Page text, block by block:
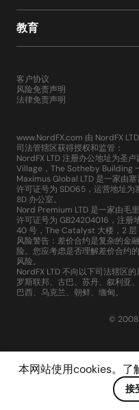
本网站使用cookies。了
接
教育
客户协议
风险免责声明
法律免责声明
www.NordFX.com 由 NordFX
司法管辖区获得授权和监管：
NordFX LTD 注册办公地址为圣
Village，The Sotheby Building
Maximus Global LTD 是一家由
许可证号为 SD065，运营地址为
8D 办公室。
Nord Premium LTD 是一家由毛
许可证号为 GB24204016，注册
40 号，The Catalyst 大楼，2 层
风险警告：差价合约是复杂的金
险。您应考虑是否理解差价合约
风险。
NordFX LTD 不向以下司法辖区
罗斯联邦、古巴、苏丹、叙利亚
巴西、乌克兰、朝鲜、缅甸。
© 2008